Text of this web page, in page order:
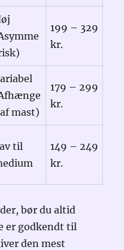
199 – 329
kr.
mast)
179 – 299
kr.
til
149 – 249
kr.
bør du altid
er godkendt til
den mest